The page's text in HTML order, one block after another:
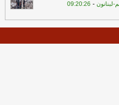
لبنانون -
09:20:26